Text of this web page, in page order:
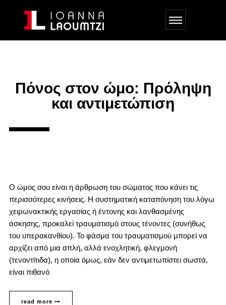
Πόνος στον ώμο: Πρόληψη
και αντιμετώπιση
Ο ώμος σου είναι η άρθρωση του σώματος που κάνει τις
περισσότερες κινήσεις. Η συστηματική καταπόνηση του λόγω
χειρωνακτικής εργασίας ή έντονης και λανθασμένης
άσκησης, προκαλεί τραυματισμό στους τένοντες (συνήθως
του υπερακανθίου). Το φάσμα του τραυματισμού μπορεί να
αρχίζει από μια απλή, αλλά ενοχλητική, φλεγμονή
(τενοντίτιδα), η οποία όμως, εάν δεν αντιμετωπίστει σωστά,
είναι πιθανό
read more